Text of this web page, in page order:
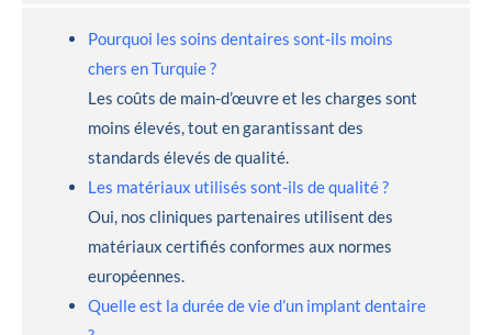
Pourquoi les soins dentaires sont-ils moins
chers en Turquie ?
Les coûts de main-d’œuvre et les charges sont
moins élevés, tout en garantissant des
standards élevés de qualité.
Les matériaux utilisés sont-ils de qualité ?
Oui, nos cliniques partenaires utilisent des
matériaux certifiés conformes aux normes
européennes.
Quelle est la durée de vie d’un implant dentaire